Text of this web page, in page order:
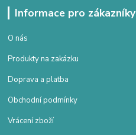
Informace pro zákazníky
O nás
Produkty na zakázku
Doprava a platba
Obchodní podmínky
Vrácení zboží